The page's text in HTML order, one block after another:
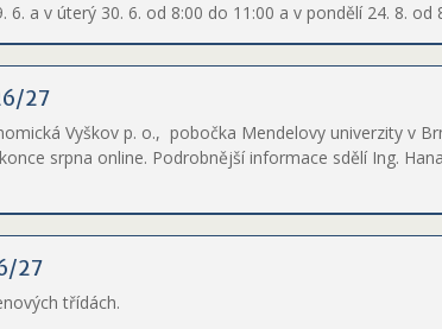
a v úterý 30. 6. od 8:00 do 11:00 a v pondělí 24. 8. od
27
Vyškov p. o., pobočka Mendelovy univerzity v
srpna online. Podrobnější informace sdělí Ing.
27
třídách.